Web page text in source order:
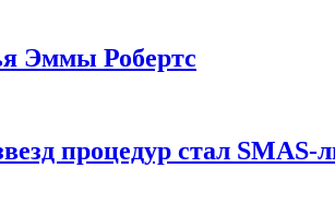
Эммы Робертс
процедур стал SMAS-